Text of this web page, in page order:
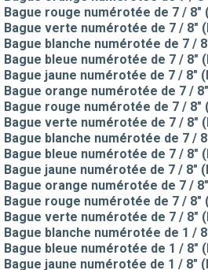
Bague rouge numérotée de 7 / 8"
Bague verte numérotée de 7 / 8"
Bague blanche numérotée de 7 /
Bague bleue numérotée de 7 / 8"
Bague jaune numérotée de 7 / 8"
Bague orange numérotée de 7 /
Bague rouge numérotée de 7 / 8"
Bague verte numérotée de 7 / 8"
Bague blanche numérotée de 7 /
Bague bleue numérotée de 7 / 8"
Bague jaune numérotée de 7 / 8"
Bague orange numérotée de 7 /
Bague rouge numérotée de 7 / 8"
Bague verte numérotée de 7 / 8"
Bague blanche numérotée de 1 /
Bague bleue numérotée de 1 / 8"
Bague jaune numérotée de 1 / 8"